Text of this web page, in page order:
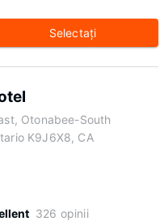
Selectaţi
Otonabee-South
K9J6X8, CA
326 opinii